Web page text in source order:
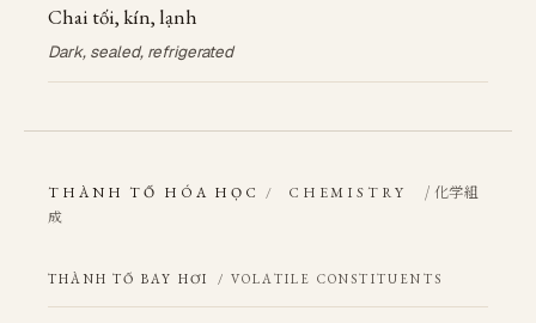
Chai tối, kín, lạnh
Dark, sealed, refrigerated
THÀNH TỐ HÓA HỌC / CHEMISTRY
/ 化学組
成
THÀNH TỐ BAY HƠI / VOLATILE CONSTITUENTS